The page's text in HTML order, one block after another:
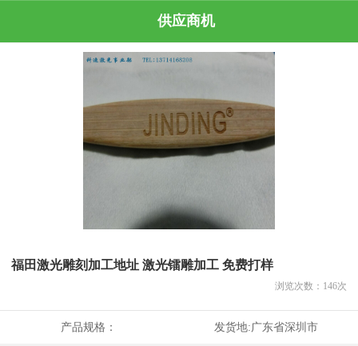
供应商机
福田激光雕刻加工地址 激光镭雕加工 免费打样
浏览次数： 146次
产品规格： 发货地:广东省深圳市